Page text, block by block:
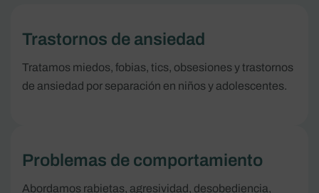
Trastornos de ansiedad
Tratamos miedos, fobias, tics, obsesiones y trastornos
de ansiedad por separación en niños y adolescentes.
Problemas de comportamiento
Abordamos rabietas, agresividad, desobediencia,